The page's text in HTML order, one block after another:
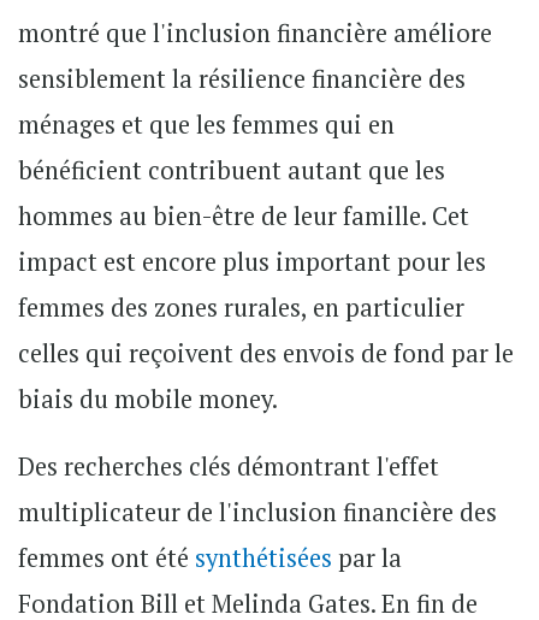
montré que l'inclusion financière améliore
sensiblement la résilience financière des
ménages et que les femmes qui en
bénéficient contribuent autant que les
hommes au bien-être de leur famille. Cet
impact est encore plus important pour les
femmes des zones rurales, en particulier
celles qui reçoivent des envois de fond par le
biais du mobile money.
Des recherches clés démontrant l'effet
multiplicateur de l'inclusion financière des
femmes ont été synthétisées par la
Fondation Bill et Melinda Gates. En fin de